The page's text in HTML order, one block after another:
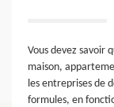
Vous devez savoir
maison,
les entreprises de
formules, en